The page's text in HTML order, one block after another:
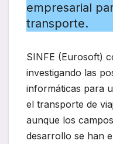
empresarial
transporte.
SINFE (Eurosoft)
investigando las
informáticas para
el transporte de
aunque los
desarrollo se han